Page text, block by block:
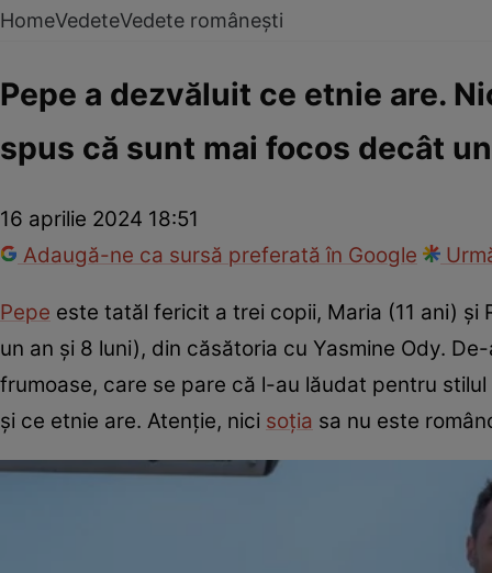
HomeVedeteVedete românești
Pepe a dezvăluit ce etnie are.
spus că sunt mai focos decât
16 aprilie 2024 18:51
Adaugă-ne ca sursă preferată în Google
Pepe este tatăl fericit a trei copii, Maria (11 ani) și
un an și 8 luni), din căsătoria cu Yasmine Ody.
frumoase, care se pare că l-au lăudat pentru
și ce etnie are. Atenție, nici soția sa nu este